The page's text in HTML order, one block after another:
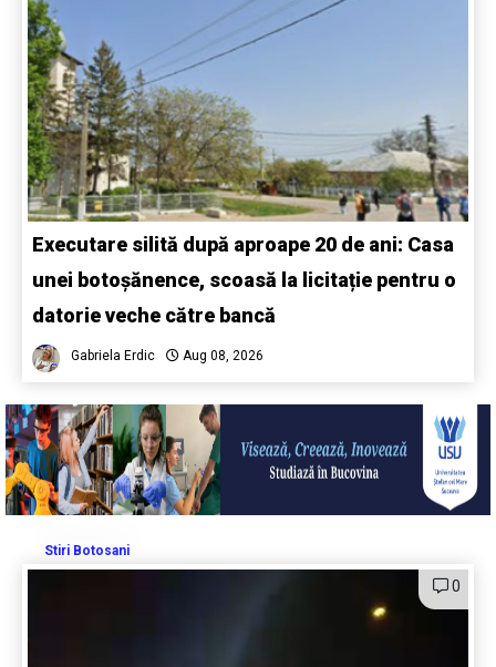
Executare silită după aproape 20 de ani: Casa
unei botoșănence, scoasă la licitație pentru o
datorie veche către bancă
Gabriela Erdic Aug 08, 2026
Stiri Botosani
0